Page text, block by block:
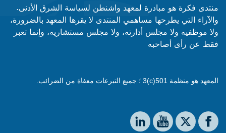
منتدى فكرة هو مبادرة لمعهد واشنطن لسياسة الشرق الأدنى.
والآراء التي يطرحها مساهمي المنتدى لا يقرها المعهد بالضرورة،
ولا موظفيه ولا مجلس أدارته، ولا مجلس مستشاريه، وإنما تعبر
فقط عن رأى أصاحبه
المعهد هو منظمة 501(c)3 ؛ جميع التبرعات معفاة من الضرائب.
Social media
The Washington Institute on Facebook
The Washington Institute on X
The Washington Institute on YouTube
The Washington Institute on LinkedIn